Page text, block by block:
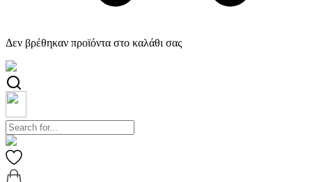
Δεν βρέθηκαν προϊόντα στο καλάθι σας